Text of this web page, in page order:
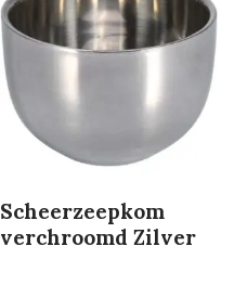
Scheerzeepkom
verchroomd Zilver